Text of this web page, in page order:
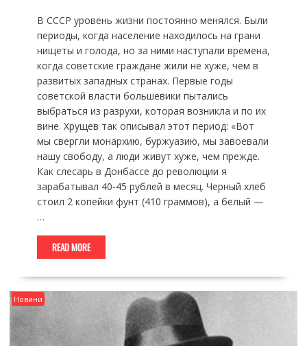
В СССР уровень жизни постоянно менялся. Были
периоды, когда население находилось на грани
нищеты и голода, но за ними наступали времена,
когда советские граждане жили не хуже, чем в
развитых западных странах. Первые годы
советской власти большевики пытались
выбраться из разрухи, которая возникла и по их
вине. Хрущев так описывал этот период: «Вот
мы свергли монархию, буржуазию, мы завоевали
нашу свободу, а люди живут хуже, чем прежде.
Как слесарь в Донбассе до революции я
зарабатывал 40-45 рублей в месяц. Черный хлеб
стоил 2 копейки фунт (410 граммов), а белый —
…
READ MORE
Новини